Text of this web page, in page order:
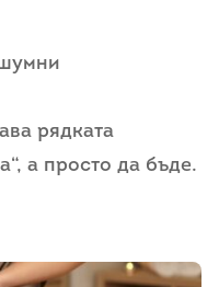
рядката
а просто да бъде.